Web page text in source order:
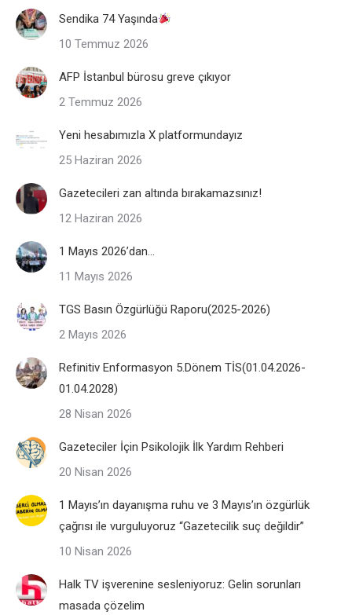
Sendika 74 Yaşında
10 Temmuz 2026
AFP İstanbul bürosu greve çıkıyor
2 Temmuz 2026
Yeni hesabımızla X platformundayız
25 Haziran 2026
Gazetecileri zan altında bırakamazsınız!
12 Haziran 2026
1 Mayıs 2026’dan…
11 Mayıs 2026
TGS Basın Özgürlüğü Raporu(2025-2026)
2 Mayıs 2026
Refinitiv Enformasyon 5.Dönem TİS(01.04.2026-
01.04.2028)
28 Nisan 2026
Gazeteciler İçin Psikolojik İlk Yardım Rehberi
20 Nisan 2026
1 Mayıs’ın dayanışma ruhu ve 3 Mayıs’ın özgürlük
çağrısı ile vurguluyoruz “Gazetecilik suç değildir”
10 Nisan 2026
Halk TV işverenine sesleniyoruz: Gelin sorunları
masada çözelim